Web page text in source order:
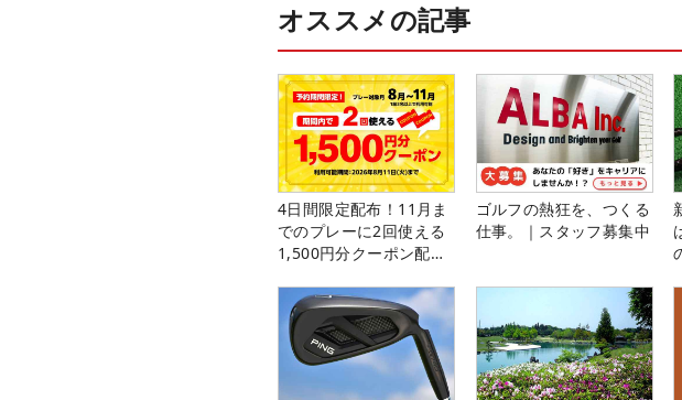
オススメの記事
4日間限定配布！11月ま
でのプレーに2回使える
1,500円分クーポン配布
ゴルフの熱狂を、つくる
仕事。｜スタッフ募集中